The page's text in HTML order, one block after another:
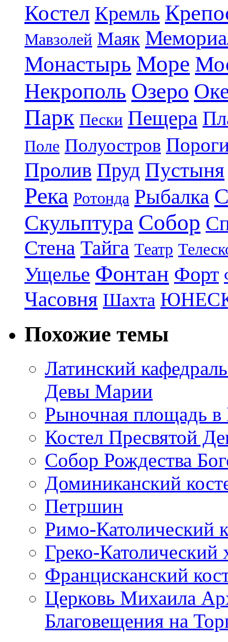
Костел Кремль
Мавзолей Маяк
Монастырь Море
Некрополь Озеро
Парк Пески Пещера
Поле Полуостров
Пролив Пруд Пустыня
Река Ротонда Рыбалка
Скульптура Собор
Стена Тайга Театр
Ущелье Фонтан Форт
Часовня Шахта
Похожие темы
Латинский
Девы Марии
Рыночная площадь в
Костел Пресвятой
Собор Рождества
Доминиканский
Петршин
Римо-Католический
Греко-
Францисканский
Церковь Михаила
Благовещения на